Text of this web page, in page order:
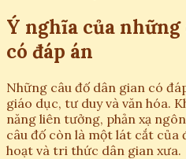
Ý nghĩa của những
có đáp án
Những câu đố dân gian có
giáo dục, tư duy và văn hóa.
năng liên tưởng, phản xạ
câu đố còn là một lát cắt của
hoạt và tri thức dân gian xưa.